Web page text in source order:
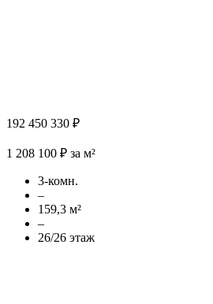
192 450 330 ₽
1 208 100 ₽ за м²
3-комн.
–
159,3 м²
–
26/26 этаж